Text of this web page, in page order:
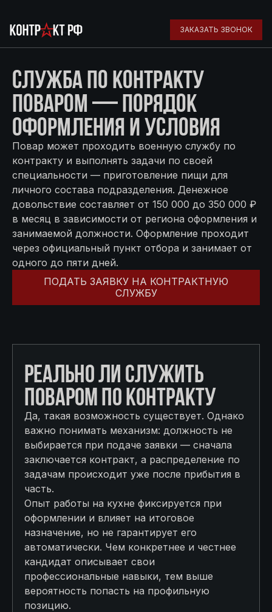
ЗАКАЗАТЬ ЗВОНОК
СЛУЖБА ПО КОНТРАКТУ
ПОВАРОМ — ПОРЯДОК
ОФОРМЛЕНИЯ И УСЛОВИЯ
Повар может проходить военную службу по
контракту и выполнять задачи по своей
специальности — приготовление пищи для
личного состава подразделения. Денежное
довольствие составляет от 150 000 до 350 000 ₽
в месяц в зависимости от региона оформления и
занимаемой должности. Оформление проходит
через официальный пункт отбора и занимает от
одного до пяти дней.
ПОДАТЬ ЗАЯВКУ НА КОНТРАКТНУЮ
СЛУЖБУ
РЕАЛЬНО ЛИ СЛУЖИТЬ
ПОВАРОМ ПО КОНТРАКТУ
Да, такая возможность существует. Однако
важно понимать механизм: должность не
выбирается при подаче заявки — сначала
заключается контракт, а распределение по
задачам происходит уже после прибытия в
часть.
Опыт работы на кухне фиксируется при
оформлении и влияет на итоговое
назначение, но не гарантирует его
автоматически. Чем конкретнее и честнее
кандидат описывает свои
профессиональные навыки, тем выше
вероятность попасть на профильную
позицию.